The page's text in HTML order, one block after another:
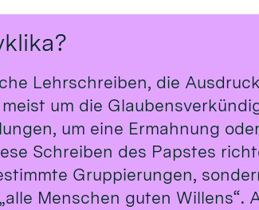
Lehrschreiben, die
um die
um eine Ermahnung
Schreiben des Papstes
Gruppierungen,
Menschen guten